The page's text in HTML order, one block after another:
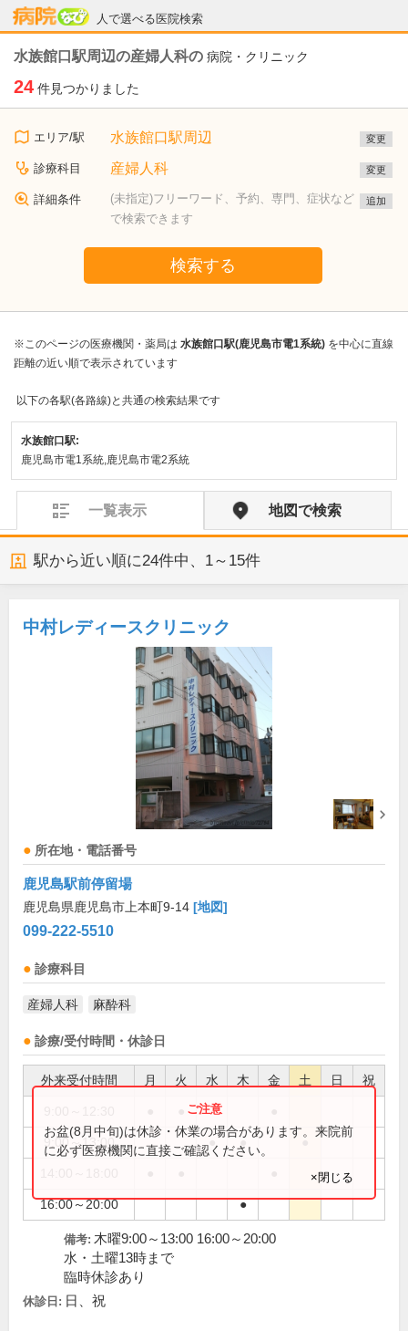
人で選べる医院検索
病院なび
水族館口駅周辺の産婦人科の 病院・クリニック
24 件見つかりました
エリア/駅 水族館口駅周辺 変更
診療科目 産婦人科 変更
詳細条件
(未指定)フリーワード、予約、専門、症状など
で検索できます
追加
検索する
※このページの医療機関・薬局は 水族館口駅(鹿児島市電1系統) を中心に直線
距離の近い順で表示されています
以下の各駅(各路線)と共通の検索結果です
水族館口駅:
鹿児島市電1系統,鹿児島市電2系統
一覧表示 地図で検索
駅から近い順に24件中、 1～15件
中村レディースクリニック
所在地・電話番号
鹿児島駅前停留場
鹿児島県鹿児島市上本町9-14 [地図]
099-222-5510
診療科目
産婦人科 麻酔科
診療/受付時間・休診日
外来受付時間 月 火 水 木 金 土 日 祝
9:00～13:00 ● ● ●
16:00～20:00 ●
お盆(8月中旬)は休診・休業の場合があります。来院前
に必ず医療機関に直接ご確認ください。
×閉じる
備考: 木曜9:00～13:00 16:00～20:00
水・土曜13時まで
臨時休診あり
休診日: 日、祝